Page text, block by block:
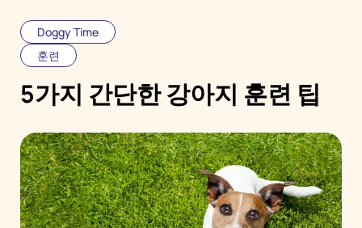
Doggy Time
훈련
5가지 간단한 강아지 훈련 팁